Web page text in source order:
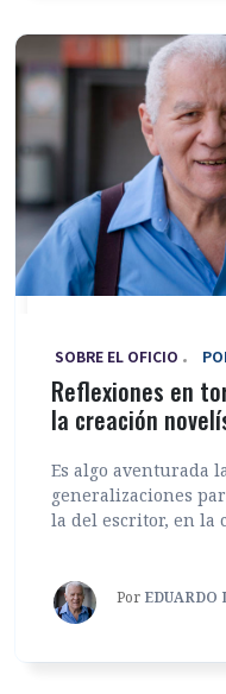
‎ SOBRE EL OFICIO
Reflexiones en
la creación
Es algo aventurada
generalizaciones
la del escritor, en la
Por EDUARDO